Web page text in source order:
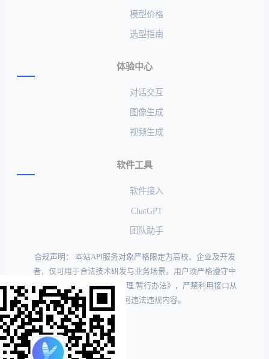
模型价格
选型指南
体验中心
对话交互
图像生成
视频生成
软件工具
软件接入
ChatGPT
团队助手
合规声明： 本站API服务对象严格限定为高校、企业及开发
者，仅可用于合法技术研发与业务场景。用户须严格遵守中
国《生成式人工智能服务管理 暂行办法》，严禁利用接口从
事或传播任何违法违规内容。